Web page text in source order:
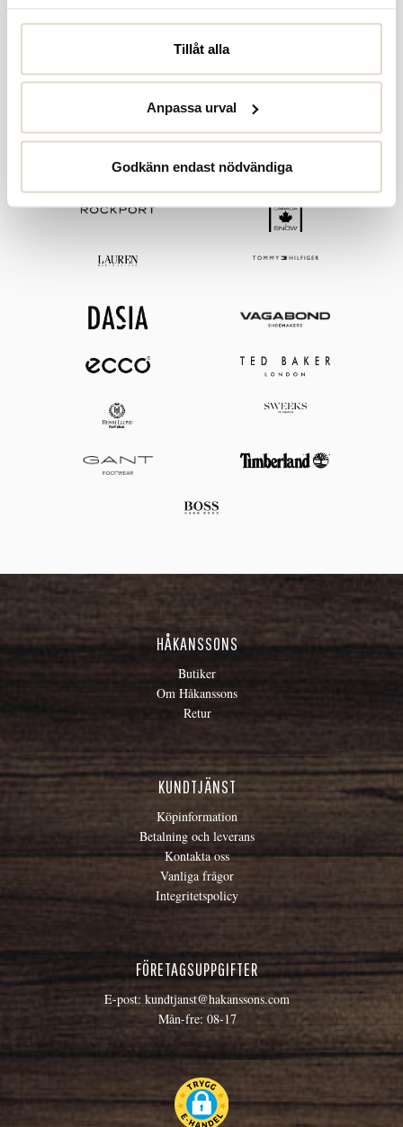
Tillåt alla
Anpassa urval
Godkänn endast nödvändiga
HÅKANSSONS
Butiker
Om Håkanssons
Retur
KUNDTJÄNST
Köpinformation
Betalning och leverans
Kontakta oss
Vanliga frågor
Integritetspolicy
FÖRETAGSUPPGIFTER
E-post: kundtjanst@hakanssons.com
Mån-fre: 08-17